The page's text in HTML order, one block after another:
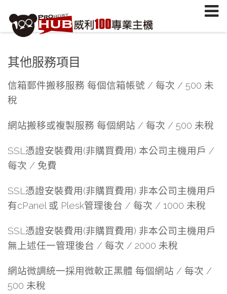
其他服務項目
信箱郵件搬移服務 每個信箱帳號 / 每次 / 500 未
稅
網站搬移或複製服務 每個網站 / 每次 / 500 未稅
SSL憑證安裝費用(非購買費用) 本公司主機用戶 /
每次 / 免費
SSL憑證安裝費用(非購買費用) 非本公司主機用戶
有cPanel 或 Plesk管理後台 / 每次 / 1000 未稅
SSL憑證安裝費用(非購買費用) 非本公司主機用戶
無上述任一管理後台 / 每次 / 2000 未稅
網站微調統一採用微軟正黑體 每個網站 / 每次 /
500 未稅
註冊/登入或註冊會員
密碼